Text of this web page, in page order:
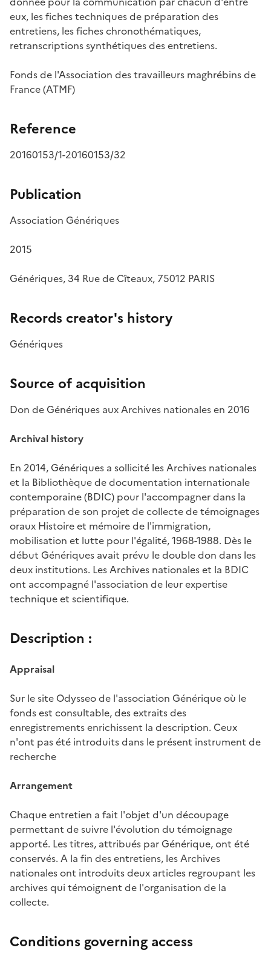
eux, les fiches techniques de préparation des
entretiens, les fiches chronothématiques,
retranscriptions synthétiques des entretiens.
Fonds de l'Association des travailleurs maghrébins de
France (ATMF)
Reference
20160153/1-20160153/32
Publication
Association Génériques
2015
Génériques, 34 Rue de Cîteaux, 75012 PARIS
Records creator's history
Génériques
Source of acquisition
Don de Génériques aux Archives nationales en 2016
Archival history
En 2014, Génériques a sollicité les Archives nationales
et la Bibliothèque de documentation internationale
contemporaine (BDIC) pour l'accompagner dans la
préparation de son projet de collecte de témoignages
oraux Histoire et mémoire de l'immigration,
mobilisation et lutte pour l'égalité, 1968-1988. Dès le
début Génériques avait prévu le double don dans les
deux institutions. Les Archives nationales et la BDIC
ont accompagné l'association de leur expertise
technique et scientifique.
Description :
Appraisal
Sur le site Odysseo de l'association Générique où le
fonds est consultable, des extraits des
enregistrements enrichissent la description. Ceux
n'ont pas été introduits dans le présent instrument de
recherche
Arrangement
Chaque entretien a fait l'objet d'un découpage
permettant de suivre l'évolution du témoignage
apporté. Les titres, attribués par Générique, ont été
conservés. A la fin des entretiens, les Archives
nationales ont introduits deux articles regroupant les
archives qui témoignent de l'organisation de la
collecte.
Conditions governing access